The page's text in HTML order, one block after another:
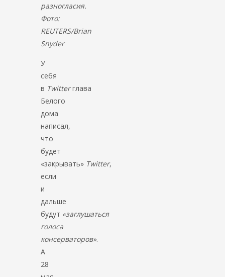
разногласия.
Фото:
REUTERS/Brian
Snyder
У
себя
в Twitterглава
Белого
дома
написал,
что
будет
«закрывать» Twitter,
если
и
дальше
будут «заглушаться
голоса
консерваторов».
А
28